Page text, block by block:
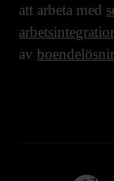
att arbeta med
av